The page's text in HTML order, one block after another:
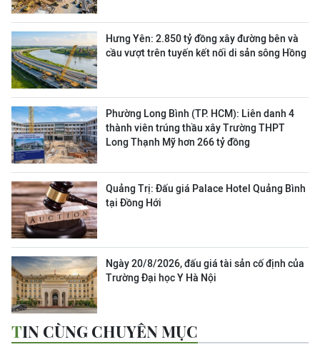
Hưng Yên: 2.850 tỷ đồng xây đường bên và
cầu vượt trên tuyến kết nối di sản sông Hồng
Phường Long Bình (TP. HCM): Liên danh 4
thành viên trúng thầu xây Trường THPT
Long Thạnh Mỹ hơn 266 tỷ đồng
Quảng Trị: Đấu giá Palace Hotel Quảng Bình
tại Đồng Hới
Ngày 20/8/2026, đấu giá tài sản cố định của
Trường Đại học Y Hà Nội
TIN CÙNG CHUYÊN MỤC